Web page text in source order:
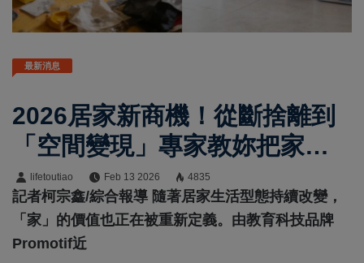
最新消息
2026居家新商機！從斷捨離到
「空間變現」專家教妳把家裡
廢物變資產
lifetoutiao Feb 13 2026 4835
記者柯宗鑫/綜合報導 隨著居家生活型態持續改變，
「家」的價值也正在被重新定義。由教育科技品牌
Promotif近